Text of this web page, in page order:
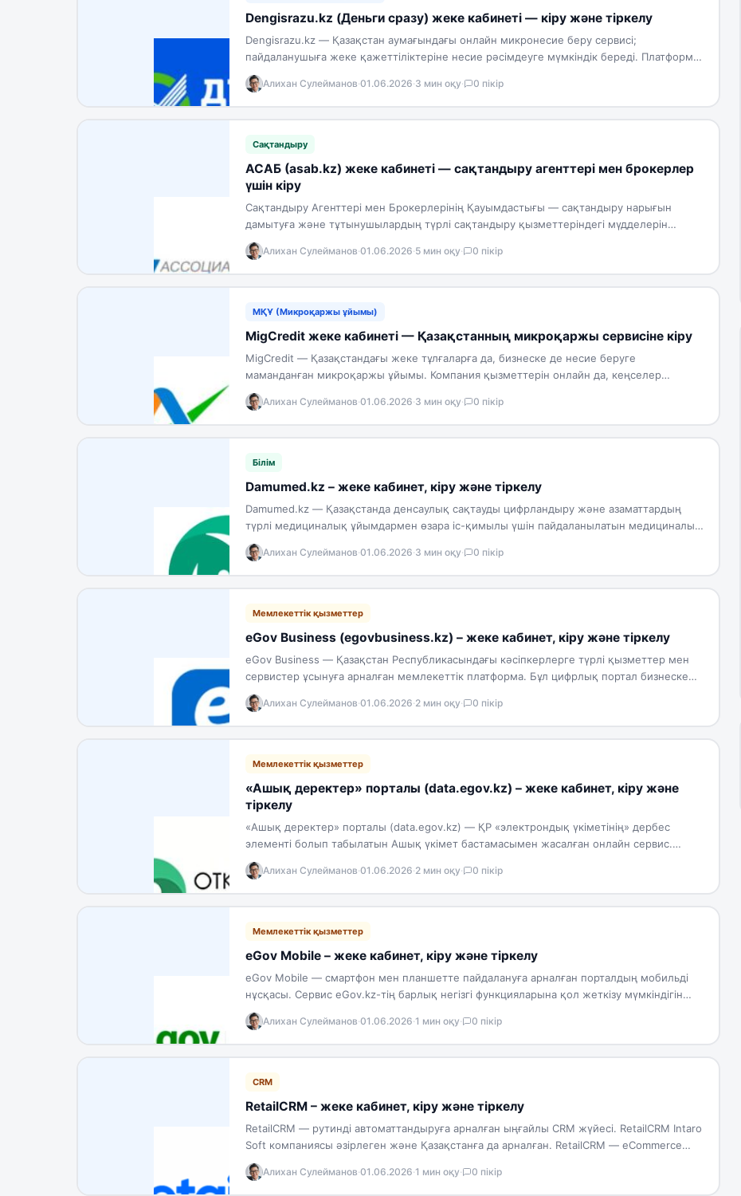
Dengisrazu.kz (Деньги сразу) жеке кабинеті — кіру және тіркелу
Dengisrazu.kz — Қазақстан аумағындағы онлайн микронесие беру сервисі;
пайдаланушыға жеке қажеттіліктеріне несие рәсімдеуге мүмкіндік береді. Платформа
клиенттері туралы ең төменгі талаптармен ақпарат…
Алихан Сулейманов·01.06.2026·3 мин оқу· 0 пікір
Сақтандыру
АСАБ (asab.kz) жеке кабинеті — сақтандыру агенттері мен брокерлер
үшін кіру
Сақтандыру Агенттері мен Брокерлерінің Қауымдастығы — сақтандыру нарығын
дамытуға және тұтынушылардың түрлі сақтандыру қызметтеріндегі мүдделерін
қорғауға бағдарланған бірлестік. Ұйымның сайтында жеке кабинет…
Алихан Сулейманов·01.06.2026·5 мин оқу· 0 пікір
МҚҰ (Микроқаржы ұйымы)
MigCredit жеке кабинеті — Қазақстанның микроқаржы сервисіне кіру
MigCredit — Қазақстандағы жеке тұлғаларға да, бизнеске де несие беруге
маманданған микроқаржы ұйымы. Компания қызметтерін онлайн да, кеңселер
арқылы да көрсетеді; түрлі…
Алихан Сулейманов·01.06.2026·3 мин оқу· 0 пікір
Білім
Damumed.kz – жеке кабинет, кіру және тіркелу
Damumed.kz — Қазақстанда денсаулық сақтауды цифрландыру және азаматтардың
түрлі медициналық ұйымдармен өзара іс-қимылы үшін пайдаланылатын медициналық
қызметтерді кешенді ұсыну жүйесі (КМИС). Платформа…
Алихан Сулейманов·01.06.2026·3 мин оқу· 0 пікір
Мемлекеттік қызметтер
eGov Business (egovbusiness.kz) – жеке кабинет, кіру және тіркелу
eGov Business — Қазақстан Республикасындағы кәсіпкерлерге түрлі қызметтер мен
сервистер ұсынуға арналған мемлекеттік платформа. Бұл цифрлық портал бизнеске
арналған мемлекеттік және түрлі…
Алихан Сулейманов·01.06.2026·2 мин оқу· 0 пікір
Мемлекеттік қызметтер
«Ашық деректер» порталы (data.egov.kz) – жеке кабинет, кіру және
тіркелу
«Ашық деректер» порталы (data.egov.kz) — ҚР «электрондық үкіметінің» дербес
элементі болып табылатын Ашық үкімет бастамасымен жасалған онлайн сервис.
Портал мемлекеттік органдар жасайтын…
Алихан Сулейманов·01.06.2026·2 мин оқу· 0 пікір
Мемлекеттік қызметтер
eGov Mobile – жеке кабинет, кіру және тіркелу
eGov Mobile — смартфон мен планшетте пайдалануға арналған порталдың мобильді
нұсқасы. Сервис eGov.kz-тің барлық негізгі функцияларына қол жеткізу мүмкіндігін
береді; ол жеңілдетілген…
Алихан Сулейманов·01.06.2026·1 мин оқу· 0 пікір
CRM
RetailCRM – жеке кабинет, кіру және тіркелу
RetailCRM — рутинді автоматтандыруға арналған ыңғайлы CRM жүйесі. RetailCRM Intaro
Soft компаниясы әзірлеген және Қазақстанға да арналған. RetailCRM — eCommerce
және бөлшек…
Алихан Сулейманов·01.06.2026·1 мин оқу· 0 пікір